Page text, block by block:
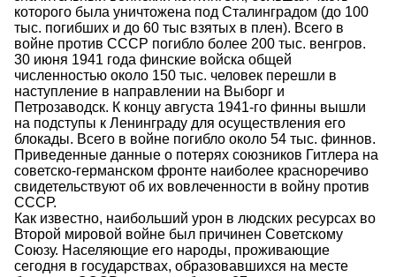
которого была уничтожена под Сталинградом (до 100
тыс. погибших и до 60 тыс взятых в плен). Всего в
войне против СССР погибло более 200 тыс. венгров.
30 июня 1941 года финские войска общей
численностью около 150 тыс. человек перешли в
наступление в направлении на Выборг и
Петрозаводск. К концу августа 1941-го финны вышли
на подступы к Ленинграду для осуществления его
блокады. Всего в войне погибло около 54 тыс. финнов.
Приведенные данные о потерях союзников Гитлера на
советско-германском фронте наиболее красноречиво
свидетельствуют об их вовлеченности в войну против
СССР.
Как известно, наибольший урон в людских ресурсах во
Второй мировой войне был причинен Советскому
Союзу. Населяющие его народы, проживающие
сегодня в государствах, образовавшихся на месте